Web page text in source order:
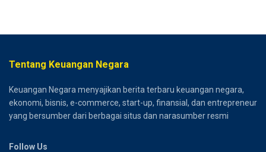
Tentang Keuangan Negara
Keuangan Negara menyajikan berita terbaru keuangan negara,
ekonomi, bisnis, e-commerce, start-up, finansial, dan entrepreneur
yang bersumber dari berbagai situs dan narasumber resmi
Follow Us